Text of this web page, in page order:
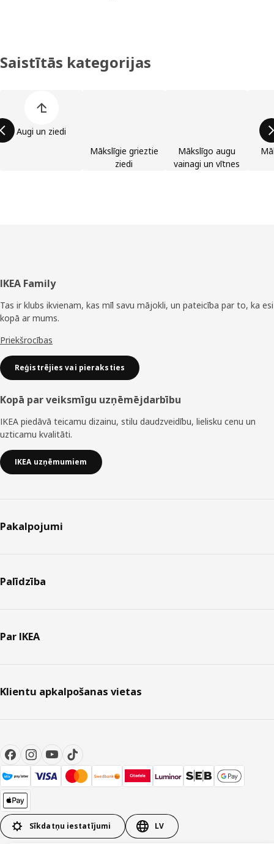
Saistītās kategorijas
Augi un ziedi
Mākslīgie grieztie
ziedi
Mākslīgo augu
vainagi un vītnes
Kājene
IKEA Family
Tas ir klubs ikvienam, kas mīl savu mājokli, un pateicība par to, ka esi
kopā ar mums.
Priekšrocības
Reģistrējies vai pieraksties
Kopā par veiksmīgu uzņēmējdarbību
IKEA piedāvā teicamu dizainu, stilu daudzveidību, lielisku cenu un
uzticamu kvalitāti.
IKEA uzņēmumiem
Pakalpojumi
Palīdzība
Par IKEA
Klientu apkalpošanas vietas
Sīkdatņu iestatījumi LV